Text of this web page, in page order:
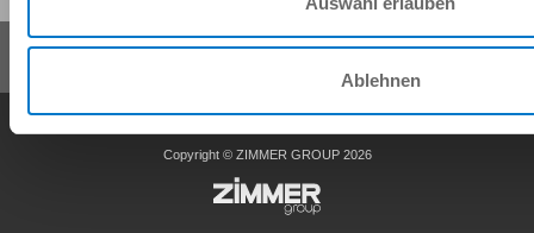
Ablehnen
AGB Datenschutz Impressum Kontakt
Copyright © ZIMMER GROUP 2026